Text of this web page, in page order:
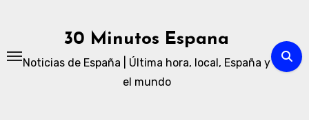
30 Minutos Espana
Noticias de España | Última hora, local, España y
el mundo